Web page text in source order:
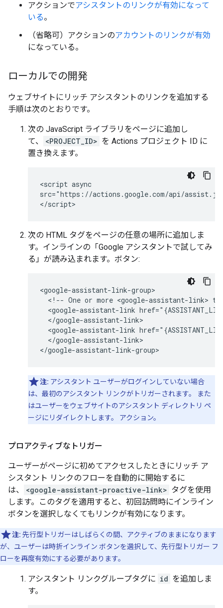
アクションでアシスタントのリンクが有効になって
いる。
（省略可）アクションのアカウントのリンクが有効
になっている。
ローカルでの開発
ウェブサイトにリッチ アシスタントのリンクを追加する
手順は次のとおりです。
次の JavaScript ライブラリをページに追加し
て、
<PROJECT_ID> を Actions プロジェクト ID に
置き換えます。
<script async
src="https://actions.google.com/api/
次の HTML タグをページの任意の場所に追加しま
す。インラインの「Google アシスタントで試してみ
る」が読み込まれます。ボタン:
<google-assistant-link-group>
<!-- One or more <google-assistant-link>
<google-assistant-link
  </google-assistant-link>
<google-assistant-link
  </google-assistant-link>
注: アシスタント ユーザーがログインしていない場合
は、最初のアシスタント リンクがトリガーされます。 また
はユーザーをウェブサイトのアシスタント ディレクトリ ペ
ージにリダイレクトします。 アクション。
プロアクティブなトリガー
ユーザーがページに初めてアクセスしたときにリッチ ア
シスタント リンクのフローを自動的に開始するに
は、
<google-assistant-proactive-link> タグを使用
します。このタグを適用すると、初回訪問時にインライン
ボタンを選択しなくてもリンクが有効になります。
注: 先行型トリガーはしばらくの間、アクティブのままになります
が、ユーザーは時折インライン ボタンを選択して、先行型トリガー フ
ローを再度有効にする必要があります。
アシスタント リンクグループタグに id を追加しま
す。